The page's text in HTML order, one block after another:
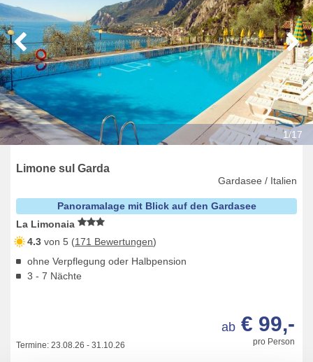
1/17
Limone sul Garda
Gardasee / Italien
Panoramalage mit Blick auf den Gardasee
La Limonaia
4.3 von 5 (171 Bewertungen)
ohne Verpflegung oder Halbpension
3 - 7 Nächte
Termine: 23.08.26 - 31.10.26 pro Person
ab € 99,-